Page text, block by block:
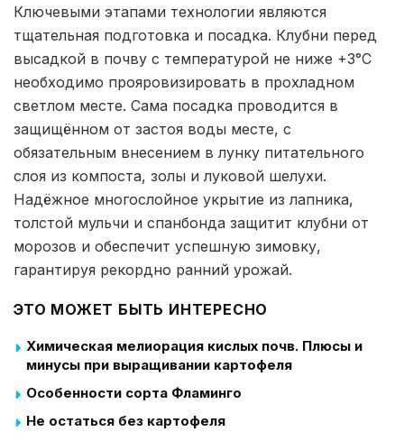
Ключевыми этапами технологии являются
тщательная подготовка и посадка. Клубни перед
высадкой в почву с температурой не ниже +3°C
необходимо прояровизировать в прохладном
светлом месте. Сама посадка проводится в
защищённом от застоя воды месте, с
обязательным внесением в лунку питательного
слоя из компоста, золы и луковой шелухи.
Надёжное многослойное укрытие из лапника,
толстой мульчи и спанбонда защитит клубни от
морозов и обеспечит успешную зимовку,
гарантируя рекордно ранний урожай.
ЭТО МОЖЕТ БЫТЬ ИНТЕРЕСНО
Химическая мелиорация кислых почв. Плюсы и
минусы при выращивании картофеля
Особенности сорта Фламинго
Не остаться без картофеля